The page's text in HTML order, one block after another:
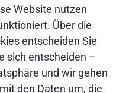
Website nutzen
Über die
entscheiden Sie
sich entscheiden –
und wir gehen
den Daten um, die